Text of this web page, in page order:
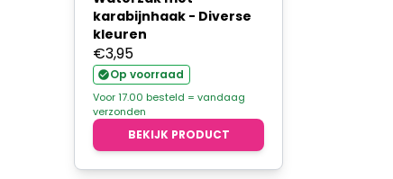
karabijnhaak - Diverse
kleuren
€3,95
Op voorraad
Voor 17.00 besteld = vandaag
verzonden
BEKIJK PRODUCT